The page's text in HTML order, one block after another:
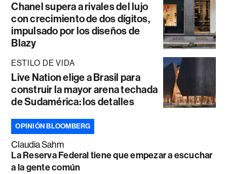
Chanel supera a rivales del lujo
con crecimiento de dos dígitos,
impulsado por los diseños de
Blazy
ESTILO DE VIDA
Live Nation elige a Brasil para
construir la mayor arena techada
de Sudamérica: los detalles
OPINIÓN BLOOMBERG
Claudia Sahm
La Reserva Federal tiene que empezar a escuchar
a la gente común